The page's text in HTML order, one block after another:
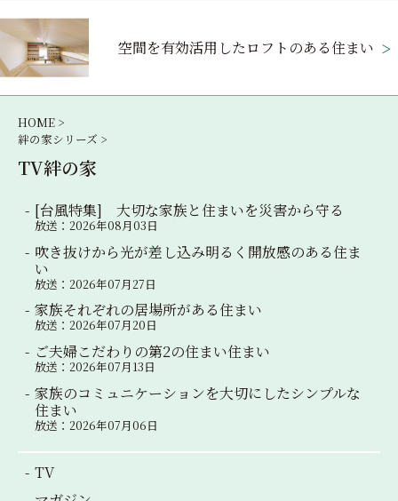
ビ
ゲ
ー
シ
ョ
空間を有効活用したロフトのある住まい
HOME >
絆の家シリーズ >
TV絆の家
[台風特集] 大切な家族と住まいを災害から守る
放送：2026年08月03日
吹き抜けから光が差し込み明るく開放感のある住ま
い
放送：2026年07月27日
家族それぞれの居場所がある住まい
放送：2026年07月20日
ご夫婦こだわりの第2の住まい住まい
放送：2026年07月13日
家族のコミュニケーションを大切にしたシンプルな
住まい
放送：2026年07月06日
TV